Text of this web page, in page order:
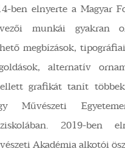
ben elnyerte a Magyar
munkái gyakran
megbízások,
alternatív
grafikát tanít
Művészeti
2019-ben
Akadémia alkotói